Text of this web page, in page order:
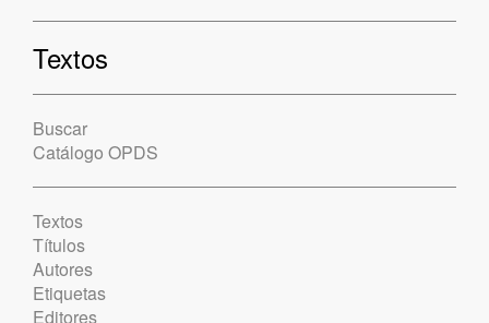
Textos
Buscar
Catálogo OPDS
Textos
Títulos
Autores
Etiquetas
Editores